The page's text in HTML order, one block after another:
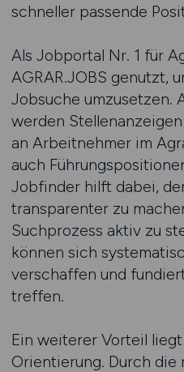
schneller passende
Als Jobportal Nr. 1 für
AGRAR.JOBS genutzt,
Jobsuche umzusetzen.
werden
an Arbeitnehmer im
auch
Jobfinder hilft dabei,
transparenter zu
Suchprozess aktiv zu
können sich
verschaffen und
treffen.
Ein weiterer Vorteil
Orientierung. Durch die